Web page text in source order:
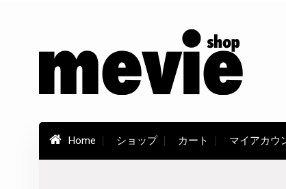
Home ショップ カート マイアカウ